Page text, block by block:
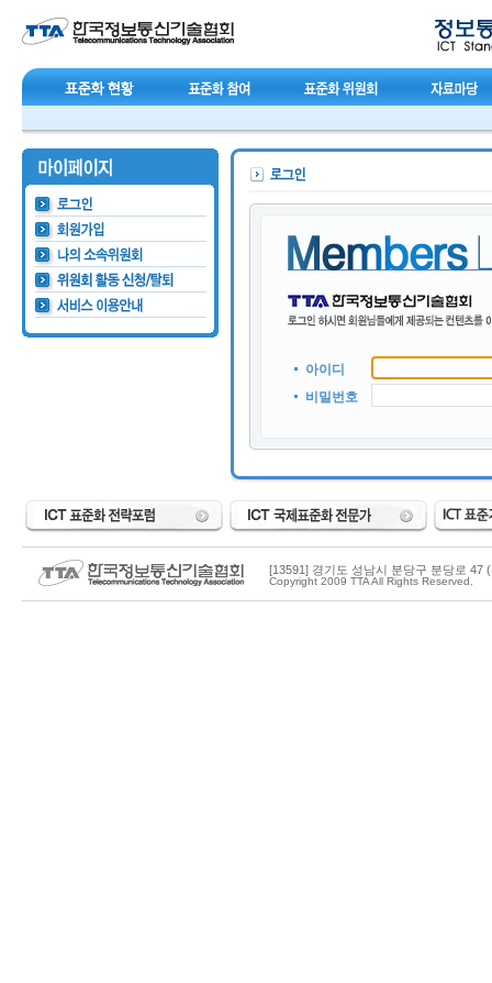
아이디
비밀번호
[13591] 경기도 성남시 분당구 분당로 47
Copyright 2009 TTA All Rights Reserved.